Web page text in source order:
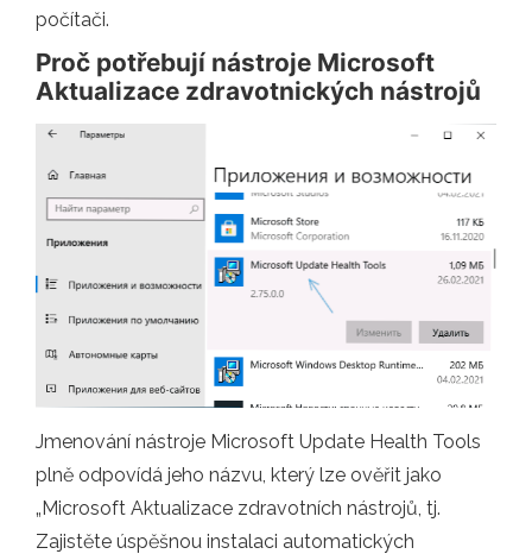
počítači.
Proč potřebují nástroje Microsoft
Aktualizace zdravotnických nástrojů
Jmenování nástroje Microsoft Update Health Tools
plně odpovídá jeho názvu, který lze ověřit jako
„Microsoft Aktualizace zdravotních nástrojů, tj.
Zajistěte úspěšnou instalaci automatických